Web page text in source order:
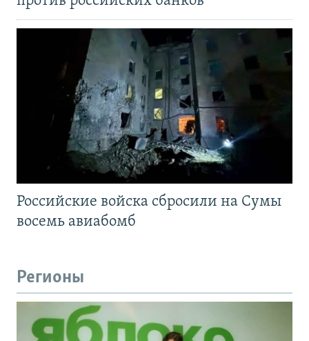
Российские войска сбросили на Сумы
восемь авиабомб
Регионы